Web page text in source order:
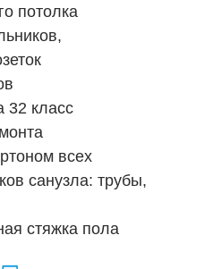
потолка
32 класс
всех
санузла: трубы,
стяжка пола